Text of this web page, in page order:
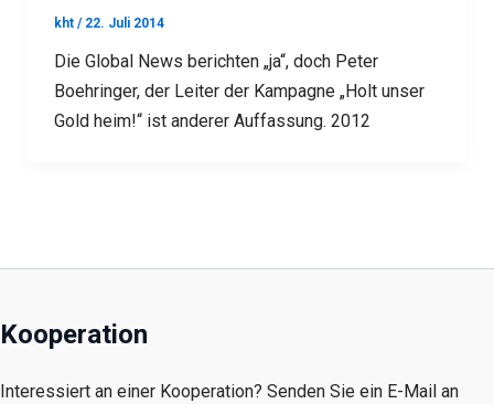
kht / 22. Juli 2014
Die Global News berichten „ja“, doch Peter
Boehringer, der Leiter der Kampagne „Holt unser
Gold heim!“ ist anderer Auffassung. 2012
Kooperation
Interessiert an einer Kooperation? Senden Sie ein E-Mail an